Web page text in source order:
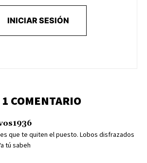
INICIAR SESIÓN
1 COMENTARIO
que te quiten el puesto. Lobos disfrazados
tú sabeh